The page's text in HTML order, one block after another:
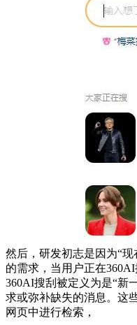
然后，研发初志是因为“
的需求，当用户正在
360AI搜刮被定义为是“新
求或弥补缺失的消息。这
网页中进行检索，